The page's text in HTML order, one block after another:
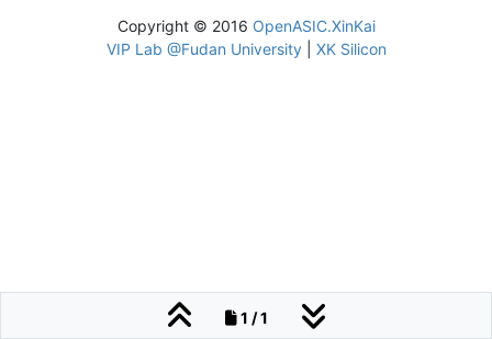
1 / 1
Copyright © 2016 OpenASIC.XinKai
VIP Lab @Fudan University| XK Silicon